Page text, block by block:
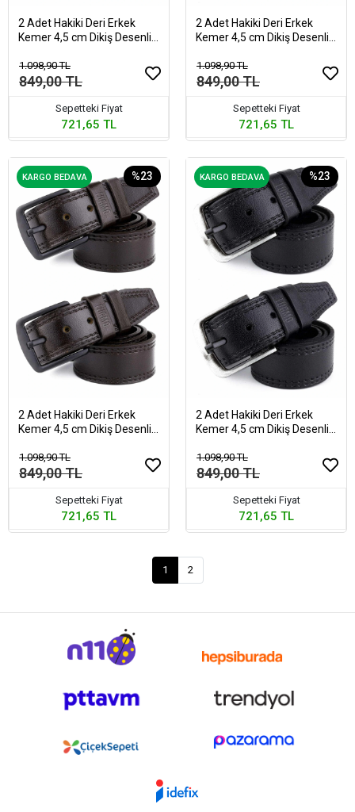
2 Adet Hakiki Deri Erkek
Kemer 4,5 cm Dikiş Desenli
1.098,90 TL
849,00 TL
Sepetteki Fiyat
721,65 TL
2 Adet Hakiki Deri Erkek
Kemer 4,5 cm Dikiş Desenli
1.098,90 TL
849,00 TL
Sepetteki Fiyat
721,65 TL
KARGO BEDAVA %23
2 Adet Hakiki Deri Erkek
Kemer 4,5 cm Dikiş Desenli
1.098,90 TL
849,00 TL
Sepetteki Fiyat
721,65 TL
KARGO BEDAVA %23
2 Adet Hakiki Deri Erkek
Kemer 4,5 cm Dikiş Desenli
1.098,90 TL
849,00 TL
Sepetteki Fiyat
721,65 TL
1 2